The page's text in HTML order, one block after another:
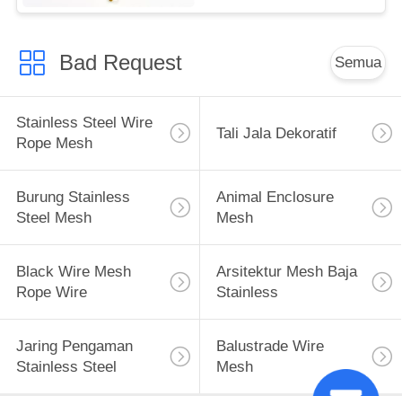
Bad Request Semua
Stainless Steel Wire
Rope Mesh
Tali Jala Dekoratif
Burung Stainless
Steel Mesh
Animal Enclosure
Mesh
Black Wire Mesh
Rope Wire
Arsitektur Mesh Baja
Stainless
Jaring Pengaman
Stainless Steel
Balustrade Wire
Mesh